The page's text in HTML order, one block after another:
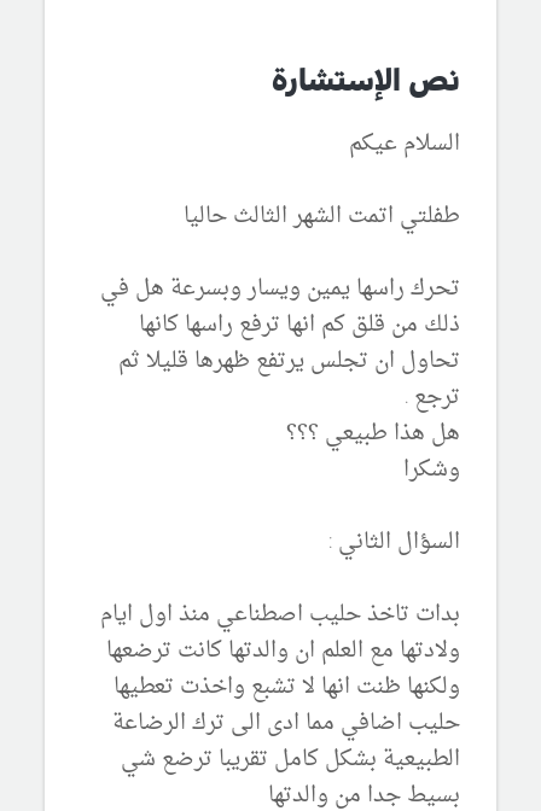
نص الإستشارة
السلام عيكم
طفلتي اتمت الشهر الثالث حاليا
تحرك راسها يمين ويسار وبسرعة هل في
ذلك من قلق كم انها ترفع راسها كانها
تحاول ان تجلس يرتفع ظهرها قليلا ثم
ترجع .
هل هذا طبيعي ؟؟؟
وشكرا
السؤال الثاني :
بدات تاخذ حليب اصطناعي منذ اول ايام
ولادتها مع العلم ان والدتها كانت ترضعها
ولكنها ظنت انها لا تشبع واخذت تعطيها
حليب اضافي مما ادى الى ترك الرضاعة
الطبيعية بشكل كامل تقريبا ترضع شي
بسيط جدا من والدتها